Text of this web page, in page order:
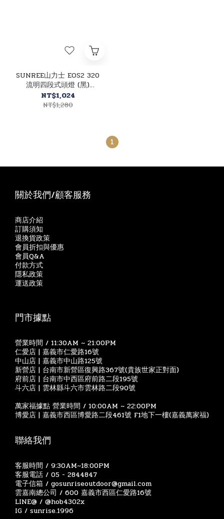
SUNREE山力士 EOS2 320
流明四段式頭燈 (黑)
81CLS0119
NT$1,024
NT$1,280
1
關於我們/顧客服務
商店介紹
訂購須知
退換貨政策
會員折扣與優惠
會員Q&A
付款方式
隱私政策
運送政策
門市據點
營業時間 / 11:30AM ~ 21:00PM
仁愛店 | 嘉義市仁愛路16號
中山店 | 嘉義市中山路125號
新營店 | 台南市新營區復興路367號(貴族世家正對面)
府前店 | 台南市中西區府前路二段195號
斗六店 | 雲林縣斗六市雲林路二段90號
萬家福據點 營業時間 / 10:00AM ~ 22:00PM
博愛店 | 嘉義市西區博愛路二段461號 F1地下一樓(嘉義萬家福)
聯絡我們
客服時間 / 9:30AM~18:00PM
客服電話 / 05 - 2844847
電子信箱 / gosunriseoutdoor@gmail.com
雲嘉南總公司 / 600 嘉義市西區仁愛路16號
LINE@ / @hob4302x
IG / sunrise.1996